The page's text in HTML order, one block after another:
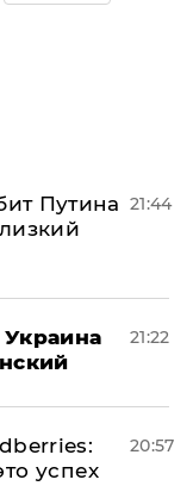
Путина 21:44
21:22
успех
20:57